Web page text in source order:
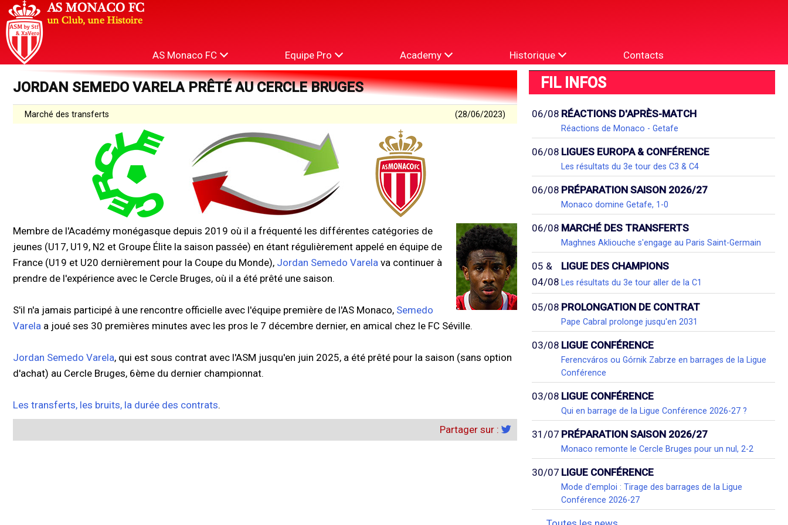
AS Monaco FC Equipe Pro Academy Historique Contacts
JORDAN SEMEDO VARELA PRÊTÉ AU CERCLE BRUGES
Marché des transferts (28/06/2023)
Membre de l'Académy monégasque depuis 2019 où il a fréquenté les différentes catégories de
jeunes (U17, U19, N2 et Groupe Élite la saison passée) en étant régulièrement appelé en équipe de
France (U19 et U20 dernièrement pour la Coupe du Monde), Jordan Semedo Varela va continuer à
prendre de l'expérience avec le Cercle Bruges, où il a été prêté une saison.
S'il n'a jamais participé à une rencontre officielle avec l'équipe première de l'AS Monaco, Semedo
Varela a joué ses 30 premières minutes avec les pros le 7 décembre dernier, en amical chez le FC Séville.
Jordan Semedo Varela, qui est sous contrat avec l'ASM jusqu'en juin 2025, a été prêté pour la saison (sans option
d'achat) au Cercle Bruges, 6ème du dernier championnat.
Les transferts, les bruits, la durée des contrats.
Partager sur :
FIL INFOS
06/08 RÉACTIONS D'APRÈS-MATCH
Réactions de Monaco - Getafe
06/08 LIGUES EUROPA & CONFÉRENCE
Les résultats du 3e tour des C3 & C4
06/08 PRÉPARATION SAISON 2026/27
Monaco domine Getafe, 1-0
06/08 MARCHÉ DES TRANSFERTS
Maghnes Akliouche s'engage au Paris Saint-Germain
05 &
04/08
LIGUE DES CHAMPIONS
Les résultats du 3e tour aller de la C1
05/08 PROLONGATION DE CONTRAT
Pape Cabral prolonge jusqu'en 2031
03/08 LIGUE CONFÉRENCE
Ferencváros ou Górnik Zabrze en barrages de la Ligue
Conférence
03/08 LIGUE CONFÉRENCE
Qui en barrage de la Ligue Conférence 2026-27 ?
31/07 PRÉPARATION SAISON 2026/27
Monaco remonte le Cercle Bruges pour un nul, 2-2
30/07 LIGUE CONFÉRENCE
Mode d'emploi : Tirage des barrages de la Ligue
Conférence 2026-27